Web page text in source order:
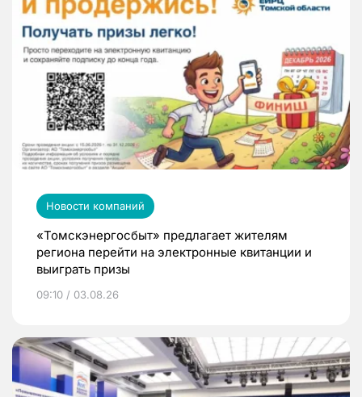
Новости компаний
«Томскэнергосбыт» предлагает жителям
региона перейти на электронные квитанции и
выиграть призы
09:10 / 03.08.26